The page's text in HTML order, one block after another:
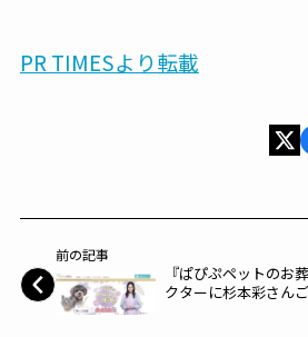
PR TIMESより転載
前の記事
『ぱぴぷペットのお
クターに杉本彩さん